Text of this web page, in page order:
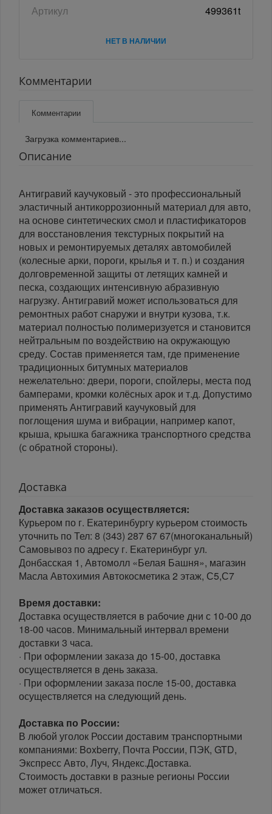
Артикул 499361t
НЕТ В НАЛИЧИИ
Комментарии
Комментарии
Загрузка комментариев...
Описание
Антигравий каучуковый - это профессиональный
эластичный антикоррозионный материал для авто,
на основе синтетических смол и пластификаторов
для восстановления текстурных покрытий на
новых и ремонтируемых деталях автомобилей
(колесные арки, пороги, крылья и т. п.) и создания
долговременной защиты от летящих камней и
песка, создающих интенсивную абразивную
нагрузку. Антигравий может использоваться для
ремонтных работ снаружи и внутри кузова, т.к.
материал полностью полимеризуется и становится
нейтральным по воздействию на окружающую
среду. Состав применяется там, где применение
традиционных битумных материалов
нежелательно: двери, пороги, спойлеры, места под
бамперами, кромки колёсных арок и т.д. Допустимо
применять Антигравий каучуковый для
поглощения шума и вибрации, например капот,
крыша, крышка багажника транспортного средства
(с обратной стороны).
Доставка
Доставка заказов осуществляется:
Курьером по г. Екатеринбургу курьером стоимость
уточнить по Тел: 8 (343) 287 67 67(многоканальный)
Самовывоз по адресу г. Екатеринбург ул.
Донбасская 1, Автомолл «Белая Башня», магазин
Масла Автохимия Автокосметика 2 этаж, С5,С7
Время доставки:
Доставка осуществляется в рабочие дни с 10-00 до
18-00 часов. Минимальный интервал времени
доставки 3 часа.
· При оформлении заказа до 15-00, доставка
осуществляется в день заказа.
· При оформлении заказа после 15-00, доставка
осуществляется на следующий день.
Доставка по России:
В любой уголок России доставим транспортными
компаниями: Boxberry, Почта России, ПЭК, GTD,
Экспресс Авто, Луч, Яндекс.Доставка.
Стоимость доставки в разные регионы России
может отличаться.